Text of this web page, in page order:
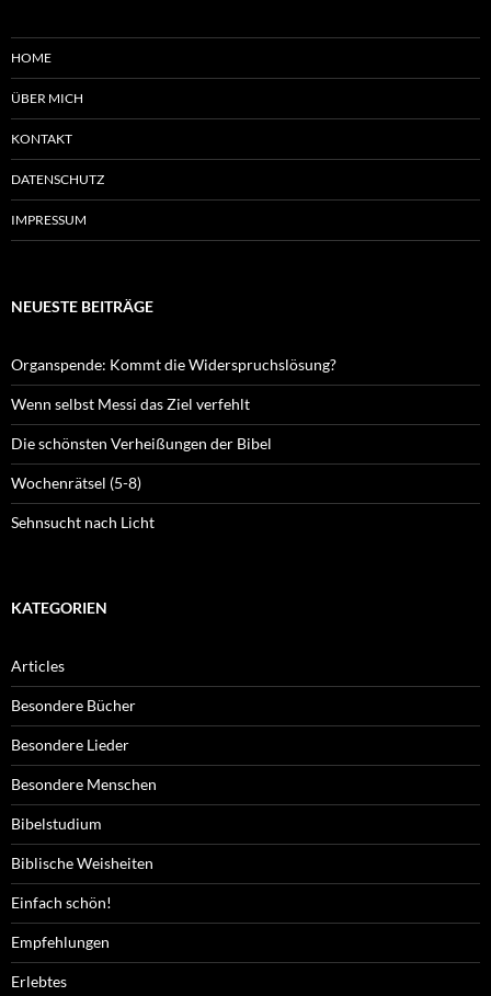
HOME
ÜBER MICH
KONTAKT
DATENSCHUTZ
IMPRESSUM
NEUESTE BEITRÄGE
Organspende: Kommt die Widerspruchslösung?
Wenn selbst Messi das Ziel verfehlt
Die schönsten Verheißungen der Bibel
Wochenrätsel (5-8)
Sehnsucht nach Licht
KATEGORIEN
Articles
Besondere Bücher
Besondere Lieder
Besondere Menschen
Bibelstudium
Biblische Weisheiten
Einfach schön!
Empfehlungen
Erlebtes